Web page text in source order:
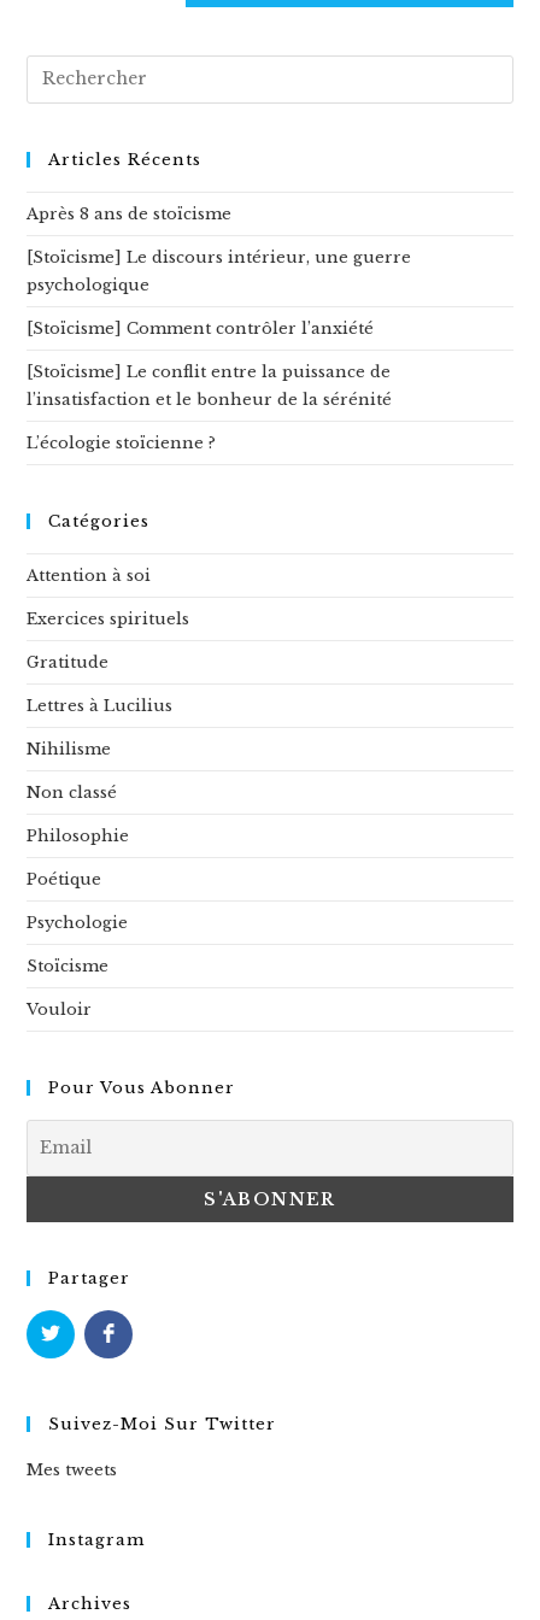
Rechercher
sur
siteArticles Récents
Après 8 ans de stoïcisme
[Stoïcisme] Le discours intérieur, une guerre
psychologique
[Stoïcisme] Comment contrôler l’anxiété
[Stoïcisme] Le conflit entre la puissance de
l’insatisfaction et le bonheur de la sérénité
L’écologie stoïcienne ?
Catégories
Attention à soi
Exercices spirituels
Gratitude
Lettres à Lucilius
Nihilisme
Non classé
Philosophie
Poétique
Psychologie
Stoïcisme
Vouloir
Pour Vous Abonner
Partager
Suivez-Moi Sur Twitter
Mes tweets
Instagram
Archives